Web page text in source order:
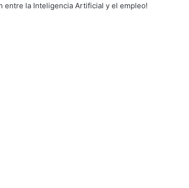
entre la Inteligencia Artificial y el empleo!